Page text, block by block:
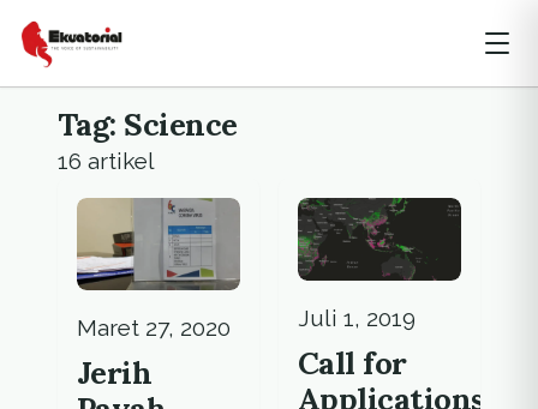
Tag: Science
16 artikel
Maret 27, 2020
Jerih
Juli 1, 2019
Call for
Applications: